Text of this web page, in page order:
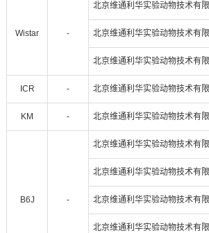
Wistar -
北京维通利华实验动物技术有
北京维通利华实验动物技术有
北京维通利华实验动物技术有
ICR - 北京维通利华实验动物技术有
KM - 北京维通利华实验动物技术有
B6J -
北京维通利华实验动物技术有
北京维通利华实验动物技术有
北京维通利华实验动物技术有
北京维通利华实验动物技术有